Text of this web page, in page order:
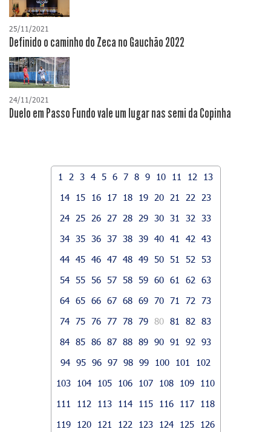
25/11/2021
Definido o caminho do Zeca no Gauchão 2022
24/11/2021
Duelo em Passo Fundo vale um lugar nas semi da Copinha
1 2 3 4 5 6 7 8 9 10 11 12
13
14
15 16 17 18 19 20 21 22
23
24
25 26 27 28 29 30 31 32
33
34 35 36 37 38 39 40 41 42
43
44 45 46 47 48 49 50 51 52
53
54 55 56 57 58 59 60 61 62
63
64 65 66 67 68 69 70 71 72
73
74 75 76 77 78 79 80 81 82
83
84 85 86 87 88 89 90 91 92
93
94 95 96 97 98 99 100 101
102
103
104 105 106 107 108 109
110
111
112 113 114 115 116 117
118
119
120 121 122 123 124 125
126